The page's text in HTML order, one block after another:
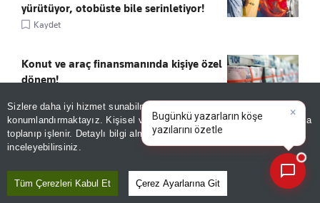
Sizlere daha iyi hizmet sunabilmek adına sitemizde
konumlandırmaktayız. Kişisel verileriniz, KVKK ve GDPR kapsamında
toplanıp işlenir. Detaylı bilgi almak içinAydınlatma Metnimizi
inceleyebilirsiniz.
Tüm Çerezleri Kabul Et Çerez Ayarlarına Git
yürütüyor, otobüste bile serinletiyor!
Kaydet
Konut ve araç finansmanında kişiye özel
dönem!
Kia Ağustos fiyatları belli oldu:
Picanto'ya zam geldi
Kaydet
×
Bugünkü yazarların köşe
yazılarını özetleyin!